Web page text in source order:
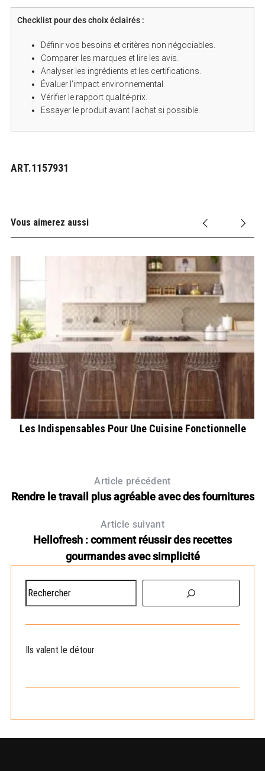
Checklist pour des choix éclairés :
Définir vos besoins et critères non négociables.
Comparer les marques et lire les avis.
Analyser les ingrédients et les certifications.
Évaluer l’impact environnemental.
Vérifier le rapport qualité-prix.
Essayer le produit avant l’achat si possible.
ART.1157931
Vous aimerez aussi
Les Indispensables Pour Une Cuisine Fonctionnelle
Article précédent
Rendre le travail plus agréable avec des fournitures
Article suivant
Hellofresh : comment réussir des recettes
gourmandes avec simplicité
e
h
r Ils valent le détour